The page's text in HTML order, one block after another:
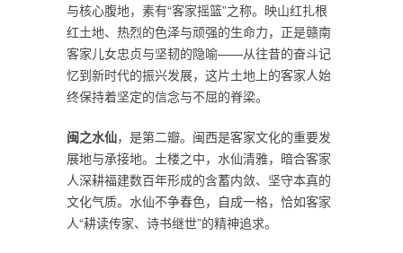
与核心腹地，素有“客家摇篮”之称。映山红扎根
红土地、热烈的色泽与顽强的生命力，正是赣南
客家儿女忠贞与坚韧的隐喻——从往昔的奋斗记
忆到新时代的振兴发展，这片土地上的客家人始
终保持着坚定的信念与不屈的脊梁。
闽之水仙，是第二瓣。闽西是客家文化的重要发
展地与承接地。土楼之中，水仙清雅，暗合客家
人深耕福建数百年形成的含蓄内敛、坚守本真的
文化气质。水仙不争春色，自成一格，恰如客家
人“耕读传家、诗书继世”的精神追求。